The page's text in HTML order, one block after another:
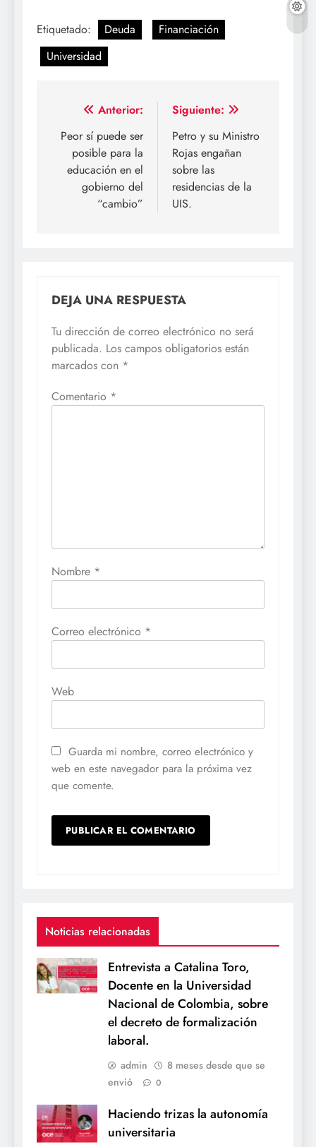
Etiquetado: Deuda
Financiación
Universidad
Navegación
de
entradas
Anterior:
Peor sí puede ser
posible para la
educación en el
gobierno del
“cambio”
Siguiente:
Petro y su Ministro
Rojas engañan
sobre las
residencias de la
UIS.
DEJA UNA RESPUESTA
Tu dirección de correo electrónico no será
publicada. Los campos obligatorios están
marcados con *
Comentario *
Nombre *
Correo electrónico *
Web
Guarda mi nombre, correo electrónico y
web en este navegador para la próxima vez
que comente.
Noticias relacionadas
Entrevista a Catalina Toro,
Docente en la Universidad
Nacional de Colombia, sobre
el decreto de formalización
laboral.
admin
8 meses desde que se
envió
0
Haciendo trizas la autonomía
universitaria